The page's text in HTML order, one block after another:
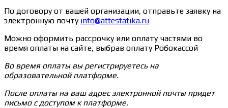
По договору от вашей организации, отправьте заявку на
электронную почту info@attestatika.ru
Можно оформить рассрочку или оплату частями во
время оплаты на сайте, выбрав оплату Робокассой
Во время оплаты вы регистрируетесь на
образовательной платформе.
После оплаты на ваш адрес электронной почты придет
письмо с доступом к платформе.